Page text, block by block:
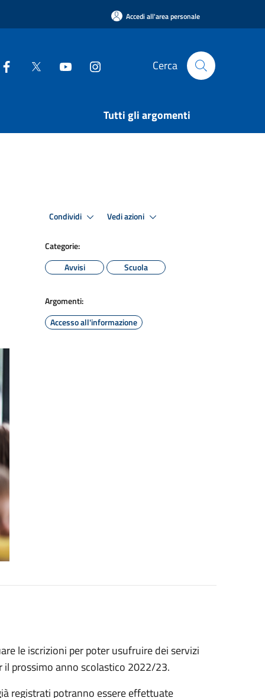
Accedi all'area personale
Cerca
Tutti gli argomenti
Condividi Vedi azioni
Categorie:
Avvisi
Scuola
Argomenti:
Accesso all'informazione
le iscrizioni per poter usufruire dei servizi
il prossimo anno scolastico 2022/23.
registrati potranno essere effettuate